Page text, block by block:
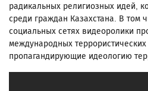
радикальных религиозных идей,
среди граждан Казахстана. В том
социальных сетях видеоролики
международных
пропагандирующие идеологию